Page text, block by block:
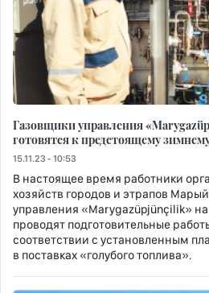
Газовщики управления
готовятся к предстоящему
15.11.23 - 10:53
В настоящее время работники
хозяйств городов и этрапов
управления «Marygazüpjünçilik»
проводят подготовительные
соответствии с установленным
в поставках «голубого топлива».